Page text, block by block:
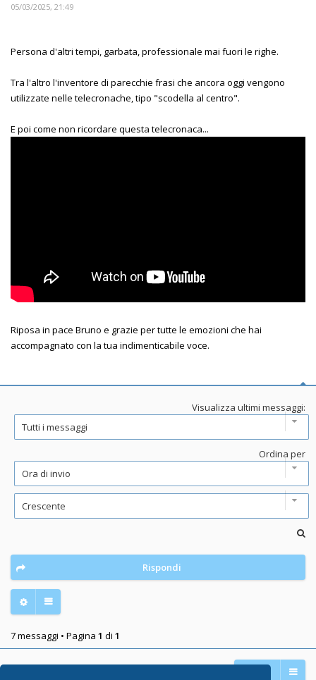
05/03/2025, 21:49
Persona d'altri tempi, garbata, professionale mai fuori le righe.
Tra l'altro l'inventore di parecchie frasi che ancora oggi vengono
utilizzate nelle telecronache, tipo "scodella al centro".
E poi come non ricordare questa telecronaca...
Riposa in pace Bruno e grazie per tutte le emozioni che hai
accompagnato con la tua indimenticabile voce.
Visualizza ultimi messaggi:
Ordina per
Rispondi
7 messaggi • Pagina 1 di 1